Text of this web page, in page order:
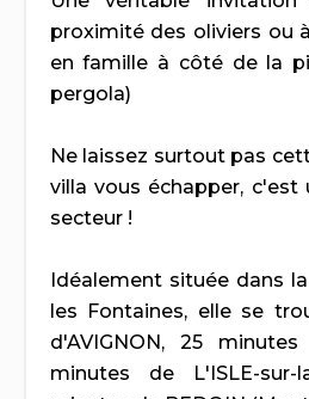
proximité des oliviers ou
en famille à côté de la
pergola)
Ne laissez surtout pas
villa vous échapper, c'est
secteur !
Idéalement située dans
les Fontaines, elle se
d'AVIGNON, 25
minutes de L'ISLE-sur-